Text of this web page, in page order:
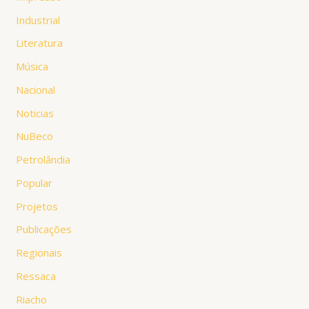
Industrial
Literatura
Música
Nacional
Noticias
NuBeco
Petrolândia
Popular
Projetos
Publicações
Regionais
Ressaca
Riacho